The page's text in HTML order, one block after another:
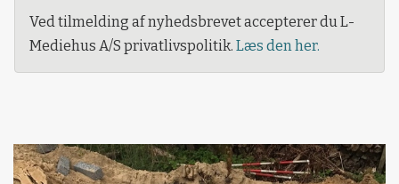
Ved tilmelding af nyhedsbrevet accepterer du L-
Mediehus A/S privatlivspolitik. Læs den her.